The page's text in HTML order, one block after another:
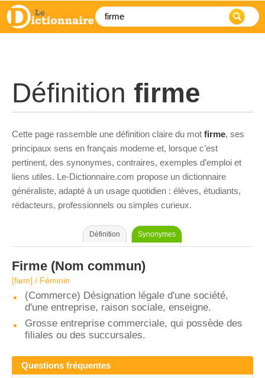
Définition firme
Cette page rassemble une définition claire du mot firme, ses
principaux sens en français moderne et, lorsque c’est
pertinent, des synonymes, contraires, exemples d’emploi et
liens utiles. Le-Dictionnaire.com propose un dictionnaire
généraliste, adapté à un usage quotidien : élèves, étudiants,
rédacteurs, professionnels ou simples curieux.
Définition Synonymes
Firme (Nom commun)
[fiʁm] / Féminin
(Commerce) Désignation légale d'une société,
d'une entreprise, raison sociale, enseigne.
Grosse entreprise commerciale, qui possède des
filiales ou des succursales.
Questions fréquentes